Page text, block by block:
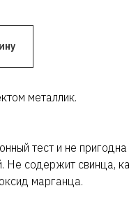
металлик.
тест и не
Не содержит свинца,
марганца.